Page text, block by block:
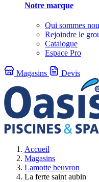
Notre marque
Qui sommes
Rejoindre le
Catalogue
Espace Pro
Magasins Devis
Accueil
Magasins
Lamotte beuvron
La ferte saint aubin